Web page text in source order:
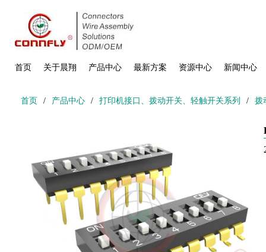
首页 关于晨翔 产品中心 最新方案 资源中心 新闻中心
首页 / 产品中心 / 打印机接口、拨动开关、轻触开关系列 / 拨